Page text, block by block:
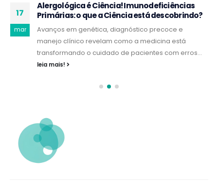
17
mar
Alergológica é Ciência! Imunodeficiências
Primárias: o que a Ciência está descobrindo?
Avanços em genética, diagnóstico precoce e
manejo clínico revelam como a medicina está
transformando o cuidado de pacientes com erros...
leia mais!